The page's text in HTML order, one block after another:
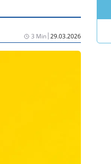
3 Min|29.03.2026